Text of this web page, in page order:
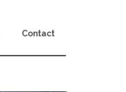
Contact